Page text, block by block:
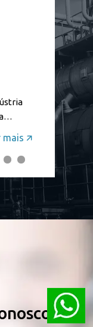
a
mais 🡭